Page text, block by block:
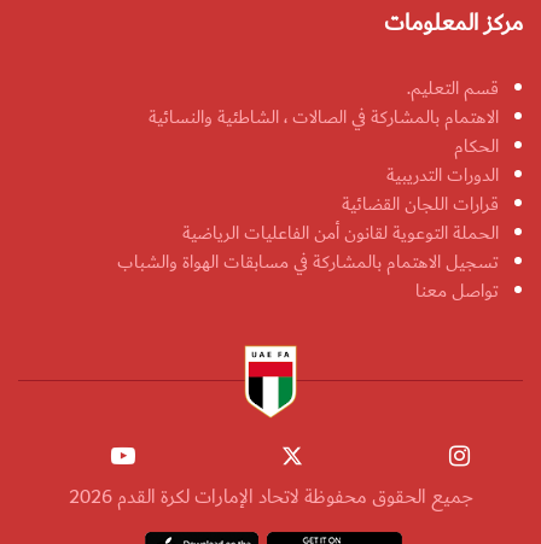
مركز المعلومات
قسم التعليم.
الاهتمام بالمشاركة في الصالات ، الشاطئية والنسائية
الحكام
الدورات التدريبية
قرارات اللجان القضائية
الحملة التوعوية لقانون أمن الفاعليات الرياضية
تسجيل الاهتمام بالمشاركة في مسابقات الهواة والشباب
تواصل معنا
جميع الحقوق محفوظة لاتحاد الإمارات لكرة القدم 2026